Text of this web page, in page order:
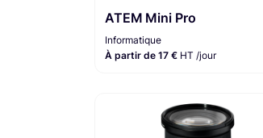
ATEM Mini Pro
Informatique
À partir de 17 € HT /jour